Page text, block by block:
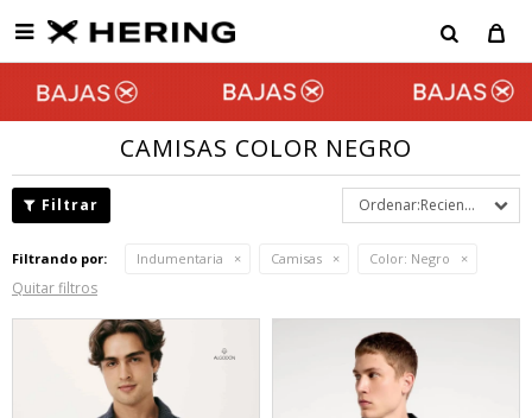

CAMISAS COLOR NEGRO
Recientes
Filtrando por: Indumentaria Camisas Color: Negro
Quitar filtros